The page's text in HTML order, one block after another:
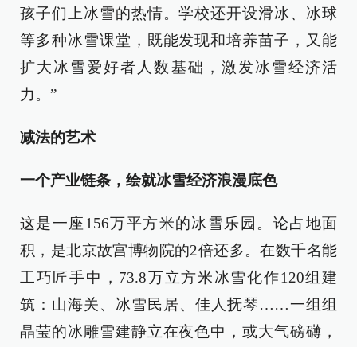
孩子们上冰雪的热情。学校还开设滑冰、冰球
等多种冰雪课堂，既能发现和培养苗子，又能
扩大冰雪爱好者人数基础，激发冰雪经济活
力。”
减法的艺术
一个产业链条，绘就冰雪经济浪漫底色
这是一座156万平方米的冰雪乐园。论占地面
积，是北京故宫博物院的2倍还多。在数千名能
工巧匠手中，73.8万立方米冰雪化作120组建
筑：山海关、冰雪民居、佳人抚琴……一组组
晶莹的冰雕雪建静立在夜色中，或大气磅礴，